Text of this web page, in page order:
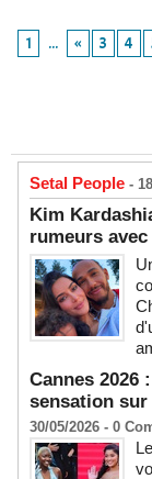
1 ... « 3 4
Setal People -
Kim
rumeurs
Cannes 2026
sensation
30/05/2026 - 0